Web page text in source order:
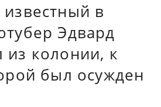
в
Эдвард
колонии, к
был осужден